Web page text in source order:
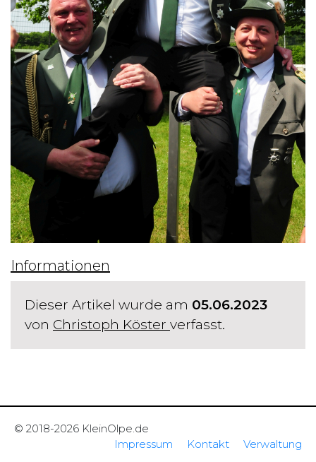
Informationen
Dieser Artikel wurde am 05.06.2023
von Christoph Köster verfasst.
© 2018-2026 KleinOlpe.de
Impressum
Kontakt Verwaltung